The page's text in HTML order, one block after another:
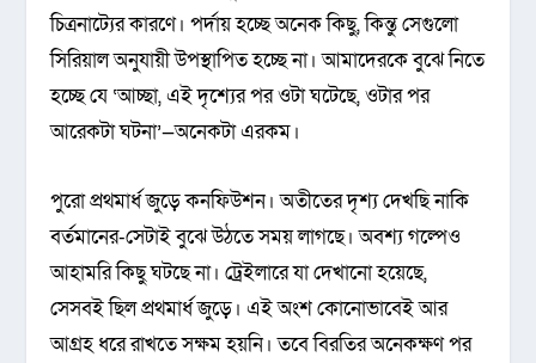
চিত্রনাট্যের কারণে। পর্দায় হচ্ছে অনেক কিছু, কিন্তু সেগুলো
সিরিয়াল অনুযায়ী উপস্থাপিত হচ্ছে না। আমাদেরকে বুঝে নিতে
হচ্ছে যে ‘আচ্ছা, এই দৃশ্যের পর ওটা ঘটেছে, ওটার পর
আরেকটা ঘটনা’—অনেকটা এরকম।
পুরো প্রথমার্ধ জুড়ে কনফিউশন। অতীতের দৃশ্য দেখছি নাকি
বর্তমানের-সেটাই বুঝে উঠতে সময় লাগছে। অবশ্য গল্পেও
আহামরি কিছু ঘটছে না। ট্রেইলারে যা দেখানো হয়েছে,
সেসবই ছিল প্রথমার্ধ জুড়ে। এই অংশ কোনোভাবেই আর
আগ্রহ ধরে রাখতে সক্ষম হয়নি। তবে বিরতির অনেকক্ষণ পর